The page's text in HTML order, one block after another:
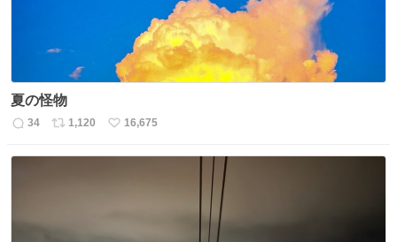
夏の怪物
返
34
リ
1,120
い
16,675